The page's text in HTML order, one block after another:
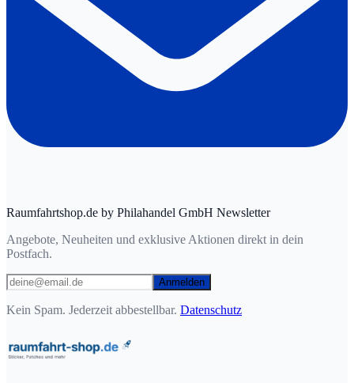
Raumfahrtshop.de by Philahandel GmbH Newsletter
Angebote, Neuheiten und exklusive Aktionen direkt in dein
Postfach.
Anmelden
Kein Spam. Jederzeit abbestellbar. Datenschutz